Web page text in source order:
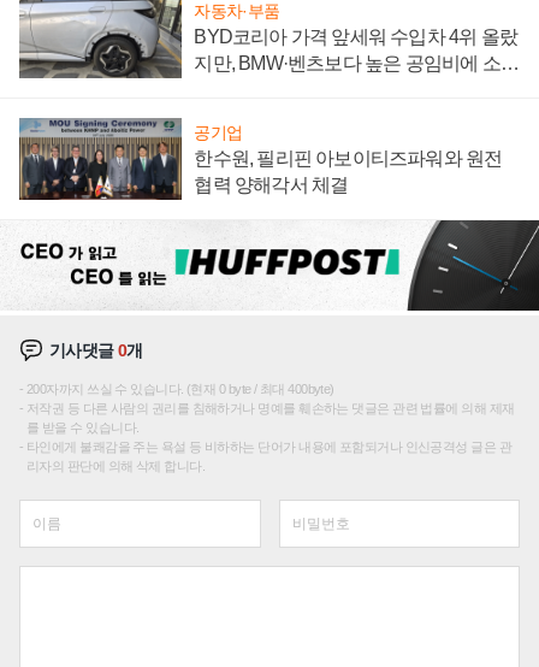
자동차·부품
BYD코리아 가격 앞세워 수입차 4위 올랐
지만, BMW·벤츠보다 높은 공임비에 소비
공기업
한수원, 필리핀 아보이티즈파워와 원전
협력 양해각서 체결
기사댓글0개
200자까지 쓰실 수 있습니다. (현재 0 byte / 최대 400byte)
저작권 등 다른 사람의 권리를 침해하거나 명예를 훼손하는 댓글은 관련 법률에 의해 제재
를 받을 수 있습니다.
타인에게 불쾌감을 주는 욕설 등 비하하는 단어가 내용에 포함되거나 인신공격성 글은 관
리자의 판단에 의해 삭제 합니다.